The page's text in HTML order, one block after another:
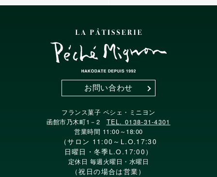
お問い合わせ
フランス菓子 ペシェ・ミニヨン
函館市乃木町1－2 TEL. 0138-31-4301
営業時間 11:00～18:00
（サロン 11:00～L.O.17:30
日曜日・冬季L.O.17:00）
定休日 毎週火曜日・水曜日
（祝日の場合は営業）